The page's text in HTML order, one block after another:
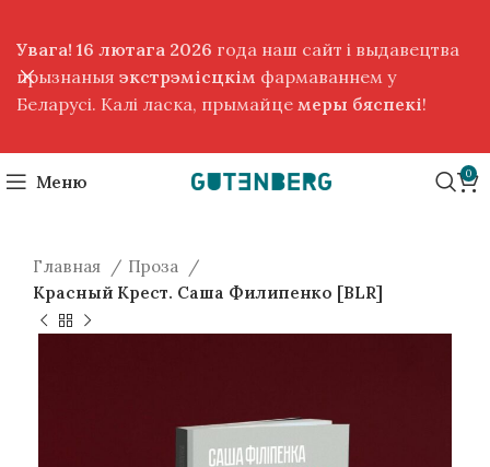
Меню 0
Главная
Проза
Красный Крест. Саша Филипенко [BLR]
Увага! 16 лютага 2026 года наш сайт і выдавецтва
прызнаныя экстрэмісцкім фармаваннем у
Беларусі. Калі ласка, прымайце меры бяспекі!